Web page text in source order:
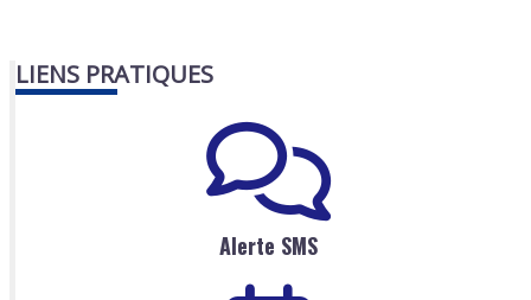
LIENS PRATIQUES
Alerte SMS